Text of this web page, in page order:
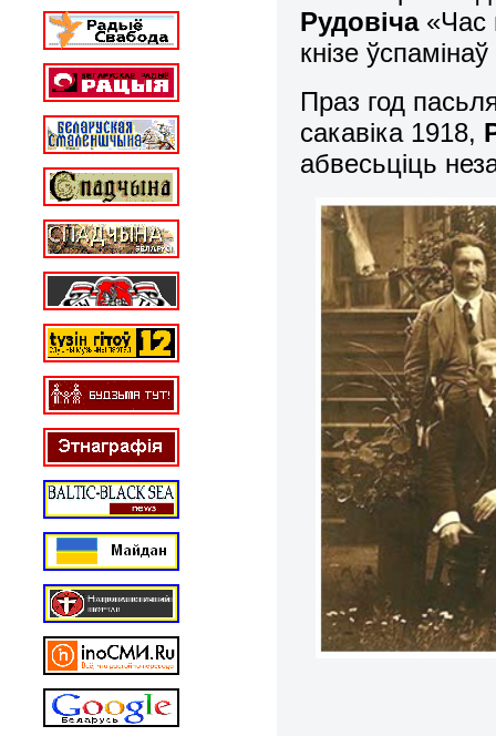
Рудовіча«Час
кнізе ўспамінаў
Праз год
сакавіка 1918,
абвесьціць